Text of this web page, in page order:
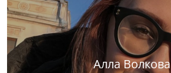
Алла Волкова